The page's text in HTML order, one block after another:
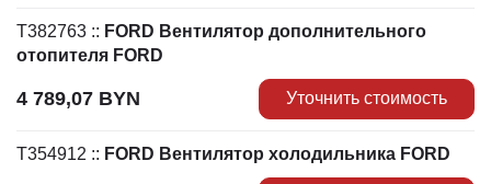
T382763 :: FORD Вентилятор дополнительного
отопителя FORD
4 789,07 BYN Уточнить стоимость
T354912 :: FORD Вентилятор холодильника FORD